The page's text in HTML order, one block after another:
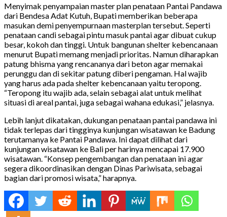
Menyimak penyampaian master plan penataan Pantai Pandawa
dari Bendesa Adat Kutuh, Bupati memberikan beberapa
masukan demi penyempurnaan masterplan tersebut. Seperti
penataan candi sebagai pintu masuk pantai agar dibuat cukup
besar, kokoh dan tinggi. Untuk bangunan shelter kebencanaan
menurut Bupati memang menjadi prioritas. Namun diharapkan
patung bhisma yang rencananya dari beton agar memakai
perunggu dan di sekitar patung diberi pengaman. Hal wajib
yang harus ada pada shelter kebencanaan yaitu teropong.
“Teropong itu wajib ada, selain sebagai alat untuk melihat
situasi di areal pantai, juga sebagai wahana edukasi,” jelasnya.
Lebih lanjut dikatakan, dukungan penataan pantai pandawa ini
tidak terlepas dari tingginya kunjungan wisatawan ke Badung
terutamanya ke Pantai Pandawa. Ini dapat dilihat dari
kunjungan wisatawan ke Bali per harinya mencapai 17.900
wisatawan. “Konsep pengembangan dan penataan ini agar
segera dikoordinasikan dengan Dinas Pariwisata, sebagai
bagian dari promosi wisata,” harapnya.